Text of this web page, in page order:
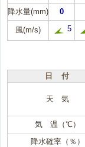
降水量(mm)
0
風(m/s) 5
日 付
天 気
気 温（℃）
降水確率（％）